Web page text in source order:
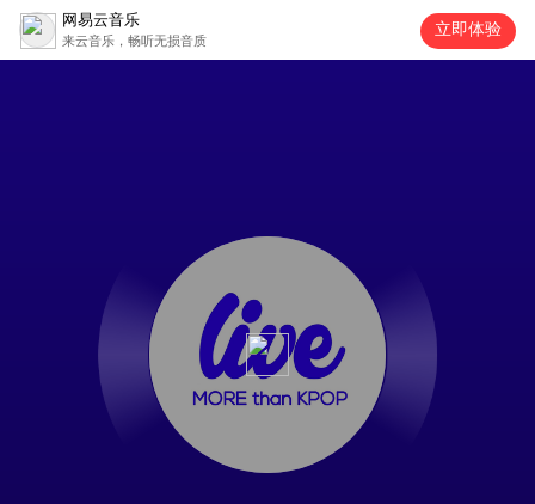
网易云音乐
来云音乐，畅听无损音质
立即体验